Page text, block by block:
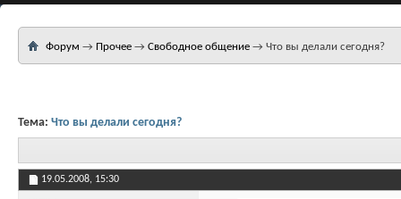
Форум → Прочее → Свободное общение → Что вы делали сегодня?
Тема: Что вы делали сегодня?
19.05.2008, 15:30